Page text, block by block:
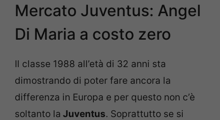
Mercato Juventus: Angel
Di Maria a costo zero
Il classe 1988 all’età di 32 anni sta
dimostrando di poter fare ancora la
differenza in Europa e per questo non c’è
soltanto la Juventus. Soprattutto se si